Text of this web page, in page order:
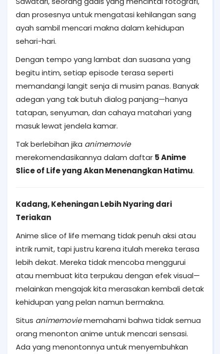
dan prosesnya untuk mengatasi kehilangan sang
ayah sambil mencari makna dalam kehidupan
sehari-hari.
Dengan tempo yang lambat dan suasana yang
begitu intim, setiap episode terasa seperti
memandangi langit senja di musim panas. Banyak
adegan yang tak butuh dialog panjang—hanya
tatapan, senyuman, dan cahaya matahari yang
masuk lewat jendela kamar.
Tak berlebihan jika animemovie
merekomendasikannya dalam daftar 5 Anime
Slice of Life yang Akan Menenangkan Hatimu.
Kadang, Keheningan Lebih Nyaring dari
Teriakan
Anime slice of life memang tidak penuh aksi atau
intrik rumit, tapi justru karena itulah mereka terasa
lebih dekat. Mereka tidak mencoba menggurui
atau membuat kita terpukau dengan efek visual—
melainkan mengajak kita merasakan kembali detak
kehidupan yang pelan namun bermakna.
Situs animemoviememahami bahwa tidak semua
orang menonton anime untuk mencari sensasi.
Ada yang menontonnya untuk menyembuhkan